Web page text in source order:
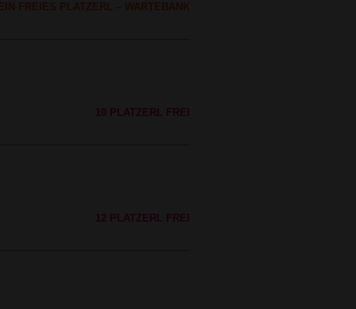
FREIES PLATZERL – WARTEBANK
10 PLATZERL FREI
12 PLATZERL FREI